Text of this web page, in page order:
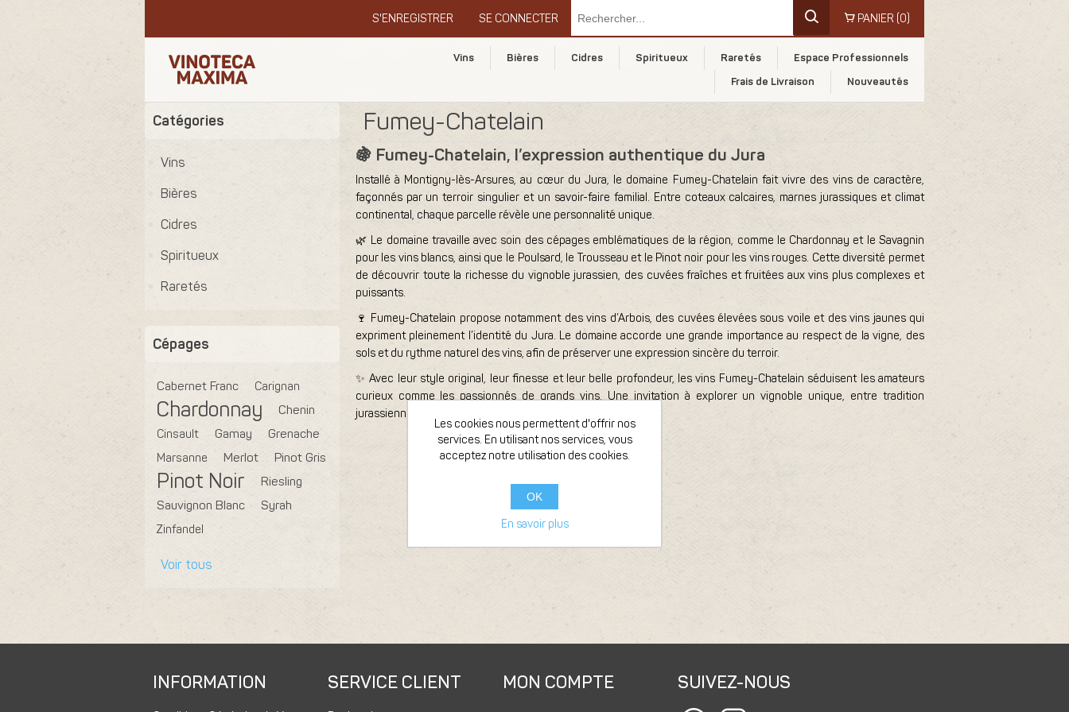
S'ENREGISTRER SE CONNECTER PANIER (0)
Vins Bières Cidres Spiritueux Raretés
Espace Professionnels
Frais de Livraison
Nouveautés
Catégories
Vins
Bières
Cidres
Spiritueux
Raretés
Cépages
Cabernet Franc Carignan
Chardonnay
Chenin
Cinsault
Gamay
Grenache
Marsanne
Merlot Pinot Gris
Pinot Noir
Riesling
Sauvignon Blanc
Syrah
Zinfandel
Voir tous
Fumey-Chatelain
🍇 Fumey-Chatelain, l’expression authentique du Jura
Installé à Montigny-lès-Arsures, au cœur du Jura, le domaine Fumey-Chatelain fait vivre des vins de caractère,
façonnés par un terroir singulier et un savoir-faire familial. Entre coteaux calcaires, marnes jurassiques et climat
continental, chaque parcelle révèle une personnalité unique.
🌿 Le domaine travaille avec soin des cépages emblématiques de la région, comme le Chardonnay et le Savagnin
pour les vins blancs, ainsi que le Poulsard, le Trousseau et le Pinot noir pour les vins rouges. Cette diversité permet
de découvrir toute la richesse du vignoble jurassien, des cuvées fraîches et fruitées aux vins plus complexes et
puissants.
🍷 Fumey-Chatelain propose notamment des vins d’Arbois, des cuvées élevées sous voile et des vins jaunes qui
expriment pleinement l’identité du Jura. Le domaine accorde une grande importance au respect de la vigne, des
sols et du rythme naturel des vins, afin de préserver une expression sincère du terroir.
✨ Avec leur style original, leur finesse et leur belle profondeur, les vins Fumey-Chatelain séduisent les amateurs
curieux comme les passionnés de grands vins. Une invitation à explorer un vignoble unique, entre tradition
jurassienne et précision contemporaine.
INFORMATION SERVICE CLIENT MON COMPTE SUIVEZ-NOUS
Les cookies nous permettent d'offrir nos
services. En utilisant nos services, vous
acceptez notre utilisation des cookies.
OK
En savoir plus